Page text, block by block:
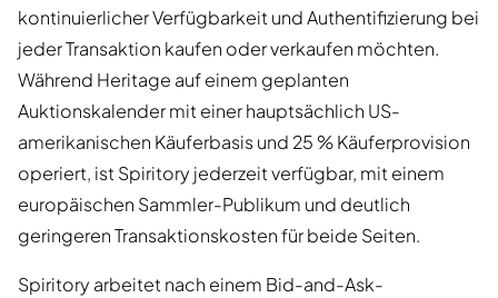
kontinuierlicher Verfügbarkeit und Authentifizierung bei
jeder Transaktion kaufen oder verkaufen möchten.
Während Heritage auf einem geplanten
Auktionskalender mit einer hauptsächlich US-
amerikanischen Käuferbasis und 25 % Käuferprovision
operiert, ist Spiritory jederzeit verfügbar, mit einem
europäischen Sammler-Publikum und deutlich
geringeren Transaktionskosten für beide Seiten.
Spiritory arbeitet nach einem Bid-and-Ask-